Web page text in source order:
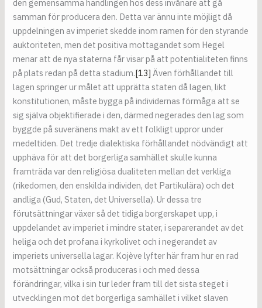
den gemensamma handlingen hos dess invånare att gå
samman för producera den. Detta var ännu inte möjligt då
uppdelningen av imperiet skedde inom ramen för den styrande
auktoriteten, men det positiva mottagandet som Hegel
menar att de nya staterna får visar på att potentialiteten finns
på plats redan på detta stadium.[13] Även förhållandet till
lagen springer ur målet att upprätta staten då lagen, likt
konstitutionen, måste bygga på individernas förmåga att se
sig själva objektifierade i den, därmed negerades den lag som
byggde på suveränens makt av ett folkligt uppror under
medeltiden. Det tredje dialektiska förhållandet nödvändigt att
upphäva för att det borgerliga samhället skulle kunna
framträda var den religiösa dualiteten mellan det verkliga
(rikedomen, den enskilda individen, det Partikulära) och det
andliga (Gud, Staten, det Universella). Ur dessa tre
förutsättningar växer så det tidiga borgerskapet upp, i
uppdelandet av imperiet i mindre stater, i separerandet av det
heliga och det profana i kyrkolivet och i negerandet av
imperiets universella lagar. Kojève lyfter här fram hur en rad
motsättningar också produceras i och med dessa
förändringar, vilka i sin tur leder fram till det sista steget i
utvecklingen mot det borgerliga samhället i vilket slaven